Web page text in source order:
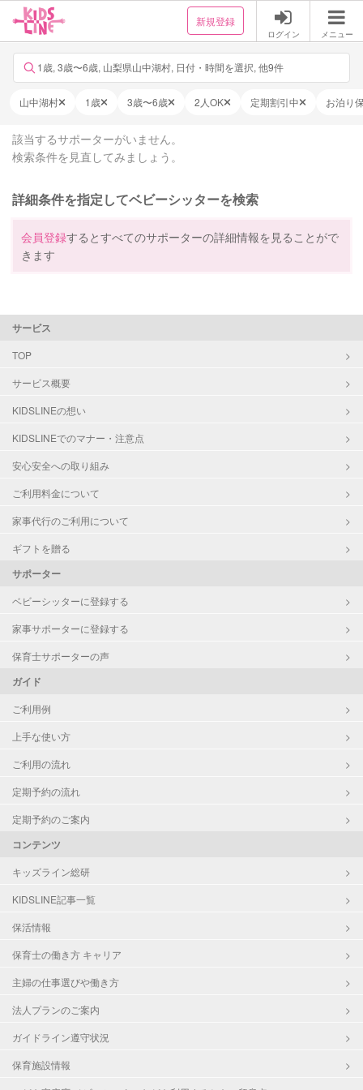
新規登録
ログイン メニュー
1歳, 3歳〜6歳, 山梨県山中湖村, 日付・時間を選択, 他9件
山中湖村 1歳 3歳〜6歳 2人OK 定期割引中 お泊り
該当するサポーターがいません。
検索条件を見直してみましょう。
詳細条件を指定してベビーシッターを検索
会員登録するとすべてのサポーターの詳細情報を見ることがで
きます
サービス
TOP
サービス概要
KIDSLINEの想い
KIDSLINEでのマナー・注意点
安心安全への取り組み
ご利用料金について
家事代行のご利用について
ギフトを贈る
サポーター
ベビーシッターに登録する
家事サポーターに登録する
保育士サポーターの声
ガイド
ご利用例
上手な使い方
ご利用の流れ
定期予約の流れ
定期予約のご案内
コンテンツ
キッズライン総研
KIDSLINE記事一覧
保活情報
保育士の働き方 キャリア
主婦の仕事選びや働き方
法人プランのご案内
ガイドライン遵守状況
保育施設情報